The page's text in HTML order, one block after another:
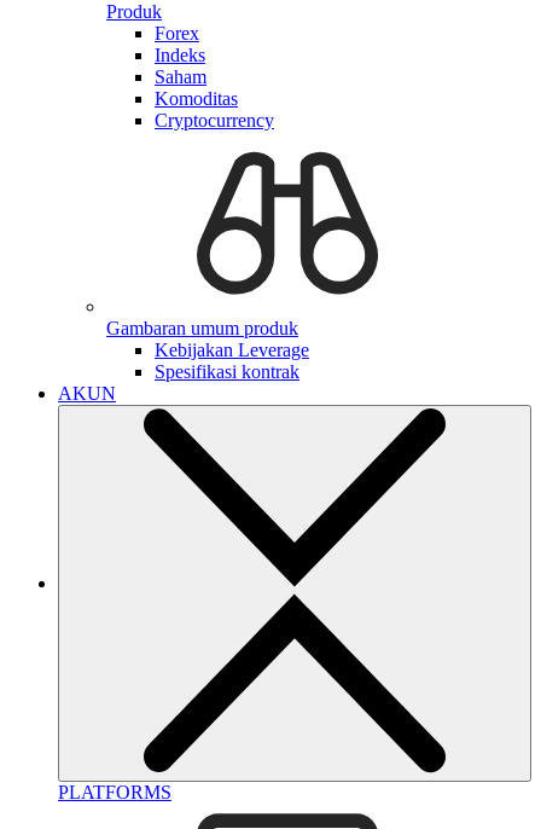
Produk
Forex
Indeks
Saham
Komoditas
Cryptocurrency
Gambaran umum produk
Kebijakan Leverage
Spesifikasi kontrak
AKUN
PLATFORMS